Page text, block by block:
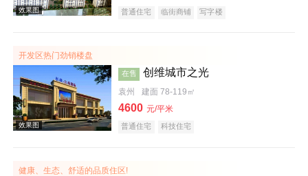
普通住宅 临街商铺 写字楼
开发区热门劲销楼盘
在售 创维城市之光
袁州 建面 78-119㎡
4600 元/平米
普通住宅 科技住宅
健康、生态、舒适的品质住区!